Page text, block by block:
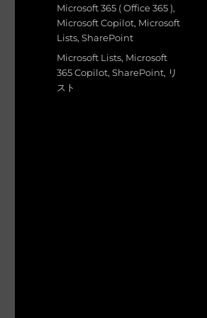
日:
カ
テ
ゴ
ー
Microsoft 365 ( Office 365 ),
Microsoft Copilot, Microsoft
Lists,SharePoint
タ
グ
Microsoft Lists, Microsoft
365 Copilot,SharePoint, リ
スト